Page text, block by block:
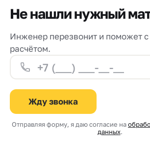
Не нашли нужный
Инженер перезвонит и поможет
расчётом.
Жду звонка
Отправляя форму, я даю согласие на
данных.